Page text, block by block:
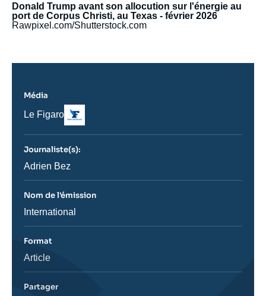
Donald Trump avant son allocution sur l'énergie au
port de Corpus Christi, au Texas - février 2026
Rawpixel.com/Shutterstock.com
Média
Nom
journal,
ou
émission
Le Figaro
Logo
Journaliste(s):
Journaliste
Adrien Bez
Nom de l'émission
Nom
International
Format
Catégorie
Article
Partager